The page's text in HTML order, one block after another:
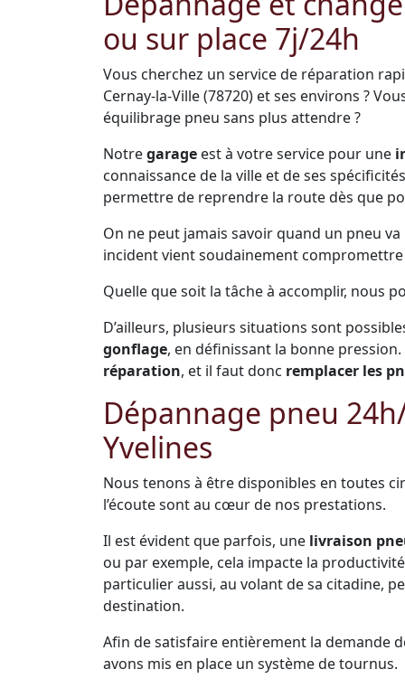
ou sur place 7j/24h
Vous cherchez un service de réparation
Cernay-la-Ville (78720) et ses environs ?
équilibrage pneu sans plus attendre ?
Notregarage est à votre service pour une
connaissance de la ville et de ses
permettre de reprendre la route dès que
On ne peut jamais savoir quand un pneu
incident vient soudainement
Quelle que soit la tâche à accomplir, nous
D’ailleurs, plusieurs situations sont
gonflage, en définissant la bonne
réparation, et il faut donc remplacer les
Dépannage pneu
Yvelines
Nous tenons à être disponibles en toutes
l’écoute sont au cœur de nos prestations.
Il est évident que parfois, une livraison
ou par exemple, cela impacte la
particulier aussi, au volant de sa citadine,
destination.
Afin de satisfaire entièrement la demande
avons mis en place un système de tournus.